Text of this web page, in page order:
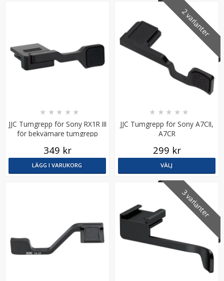
LÄGG I VARUKORG
JJC Skärmskydd för Fujifilm GFX100 II optiskt glas 9H
★
149 kr
LÄGG I VARUKORG
JJC Tumgrepp för Sony RX1R III
för bekvämare tumgrepp
★ ★ ★ ★ ★
349 kr
LÄGG I VARUKORG
2 varianter
JJC Tumgrepp för Sony A7CII,
A7CR
★ ★ ★ ★ ★
299 kr
VÄLJ
3 varianter